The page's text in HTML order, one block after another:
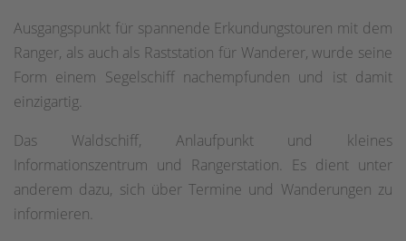
Ausgangspunkt für spannende Erkundungstouren mit dem
Ranger, als auch als Raststation für Wanderer, wurde seine
Form einem Segelschiff nachempfunden und ist damit
einzigartig.
Das Waldschiff, Anlaufpunkt und kleines
Informationszentrum und Rangerstation. Es dient unter
anderem dazu, sich über Termine und Wanderungen zu
informieren.